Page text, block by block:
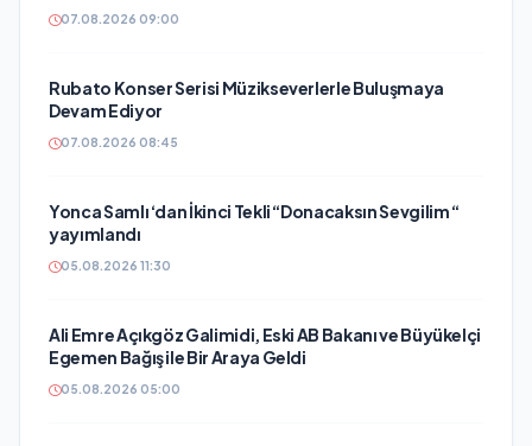
07.08.2026 09:00
Rubato Konser Serisi Müzikseverlerle Buluşmaya
Devam Ediyor
07.08.2026 08:45
Yonca Samlı ‘dan İkinci Tekli “Donacaksın Sevgilim “
yayımlandı
05.08.2026 11:30
Ali Emre Açıkgöz Galimidi, Eski AB Bakanı ve Büyükelçi
Egemen Bağış ile Bir Araya Geldi
05.08.2026 05:00